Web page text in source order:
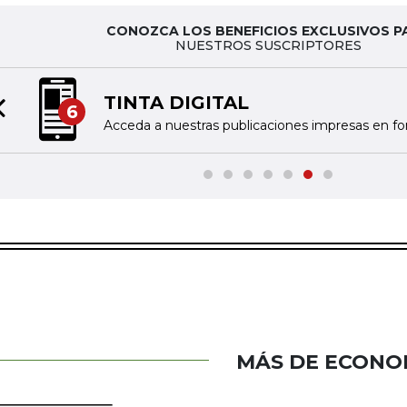
CONOZCA LOS BENEFICIOS EXCLUSIVOS
NUESTROS SUSCRIPTORES
en formato digital Reciba
slide
MÁS DE